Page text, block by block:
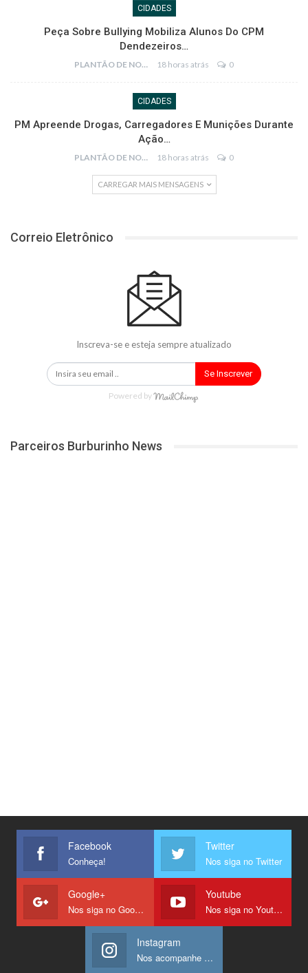
CIDADES
Peça Sobre Bullying Mobiliza Alunos Do CPM
Dendezeiros…
PLANTÃO DE NOTÍCIAS 18 horas atrás 0
CIDADES
PM Apreende Drogas, Carregadores E Munições Durante
Ação…
PLANTÃO DE NOTÍCIAS 18 horas atrás 0
CARREGAR MAIS MENSAGENS
Correio Eletrônico
Inscreva-se e esteja sempre atualizado
Se Inscrever
Powered by
Parceiros Burburinho News
Facebook
Conheça!
Twitter
Nos siga no Twitter
Google+
Nos siga no Google +
Youtube
Nos siga no Youtube
Instagram
Nos acompanhe no Instagram